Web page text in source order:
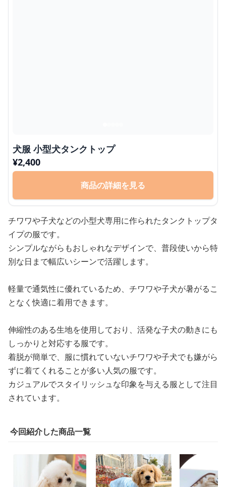
犬服 小型犬タンクトップ
¥2,400
商品の詳細を見る
チワワや子犬などの小型犬専用に作られたタンクトップタ
イプの服です。
シンプルながらもおしゃれなデザインで、普段使いから特
別な日まで幅広いシーンで活躍します。
軽量で通気性に優れているため、チワワや子犬が暑がるこ
となく快適に着用できます。
伸縮性のある生地を使用しており、活発な子犬の動きにも
しっかりと対応する服です。
着脱が簡単で、服に慣れていないチワワや子犬でも嫌がら
ずに着てくれることが多い人気の服です。
カジュアルでスタイリッシュな印象を与える服として注目
されています。
今回紹介した商品一覧